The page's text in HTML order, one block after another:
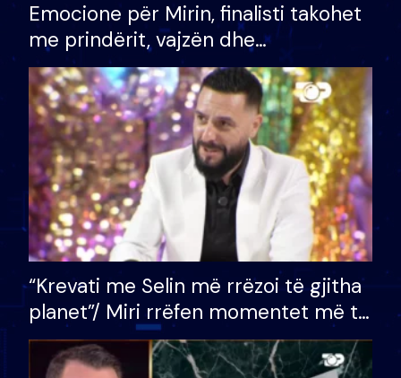
Emocione për Mirin, finalisti takohet
me prindërit, vajzën dhe
bashkëshorten: S’kemi ndonjë letër
divorci apo jo?
“Krevati me Selin më rrëzoi të gjitha
planet”/ Miri rrëfen momentet më të
bukura në shtëpinë e BB VIP: Do më
mungojë zilja e mëngjesit kur…